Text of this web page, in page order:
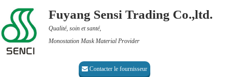
Fuyang Sensi Trading Co.,ltd.
Qualité, soin et santé,
Monostation Mask Material Provider
Contacter le fournisseur